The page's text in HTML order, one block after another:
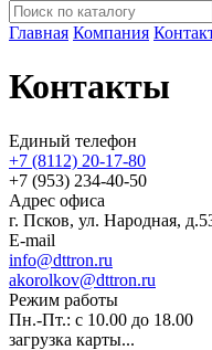
Главная Компания
Контакты
Единый телефон
+7 (8112) 20-17-80
+7 (953) 234-40-50
Адрес офиса
г. Псков, ул. Народная,
E-mail
info@dttron.ru
akorolkov@dttron.ru
Режим работы
Пн.-Пт.: с 10.00 до 18.00
загрузка карты...